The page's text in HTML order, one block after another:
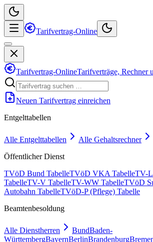
Tarifvertrag-Online
Tarifvertrag-OnlineTarifverträge, Rechner
Neuen Tarifvertrag einreichen
Entgelttabellen
Alle Entgelttabellen
Alle Gehaltsrechner
Öffentlicher Dienst
TVöD Bund TabelleTVöD VKA TabelleTV-L
TabelleTV-V TabelleTV-WW TabelleTVöD
Autobahn TabelleTVöD-P (Pflege) Tabelle
Beamtenbesoldung
Alle Dienstherren BundBaden-
WürttembergBayernBerlinBrandenburg